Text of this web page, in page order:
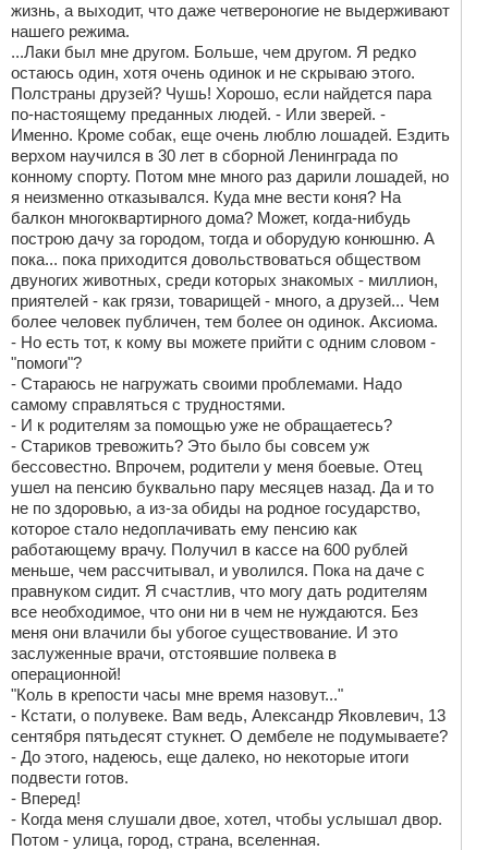
жизнь, а выходит, что даже четвероногие не выдерживают
нашего режима.
...Лаки был мне другом. Больше, чем другом. Я редко
остаюсь один, хотя очень одинок и не скрываю этого.
Полстраны друзей? Чушь! Хорошо, если найдется пара
по-настоящему преданных людей. - Или зверей. -
Именно. Кроме собак, еще очень люблю лошадей. Ездить
верхом научился в 30 лет в сборной Ленинграда по
конному спорту. Потом мне много раз дарили лошадей, но
я неизменно отказывался. Куда мне вести коня? На
балкон многоквартирного дома? Может, когда-нибудь
построю дачу за городом, тогда и оборудую конюшню. А
пока... пока приходится довольствоваться обществом
двуногих животных, среди которых знакомых - миллион,
приятелей - как грязи, товарищей - много, а друзей... Чем
более человек публичен, тем более он одинок. Аксиома.
- Но есть тот, к кому вы можете прийти с одним словом -
"помоги"?
- Стараюсь не нагружать своими проблемами. Надо
самому справляться с трудностями.
- И к родителям за помощью уже не обращаетесь?
- Стариков тревожить? Это было бы совсем уж
бессовестно. Впрочем, родители у меня боевые. Отец
ушел на пенсию буквально пару месяцев назад. Да и то
не по здоровью, а из-за обиды на родное государство,
которое стало недоплачивать ему пенсию как
работающему врачу. Получил в кассе на 600 рублей
меньше, чем рассчитывал, и уволился. Пока на даче с
правнуком сидит. Я счастлив, что могу дать родителям
все необходимое, что они ни в чем не нуждаются. Без
меня они влачили бы убогое существование. И это
заслуженные врачи, отстоявшие полвека в
операционной!
"Коль в крепости часы мне время назовут..."
- Кстати, о полувеке. Вам ведь, Александр Яковлевич, 13
сентября пятьдесят стукнет. О дембеле не подумываете?
- До этого, надеюсь, еще далеко, но некоторые итоги
подвести готов.
- Вперед!
- Когда меня слушали двое, хотел, чтобы услышал двор.
Потом - улица, город, страна, вселенная.